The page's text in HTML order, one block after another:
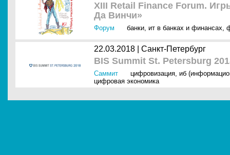
XIII Retail Finance Forum.
Да Винчи»
Форум банки, ит в банках и финансах,
22.03.2018 | Санкт-Петербург
BIS Summit St. Petersburg
Саммит цифровизация, иб
цифровая экономика